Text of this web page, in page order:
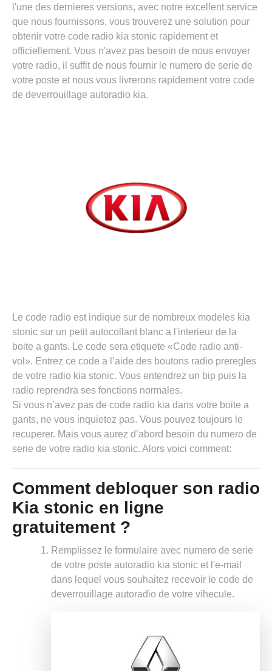
l'une des dernieres versions, avec notre excellent service
que nous fournissons, vous trouverez une solution pour
obtenir votre code radio kia stonic rapidement et
officiellement. Vous n'avez pas besoin de nous envoyer
votre radio, il suffit de nous fournir le numero de serie de
votre poste et nous vous livrerons rapidement votre code
de deverrouillage autoradio kia.
Le code radio est indique sur de nombreux modeles kia
stonic sur un petit autocollant blanc a l'interieur de la
boite a gants. Le code sera etiquete «Code radio anti-
vol». Entrez ce code a l’aide des boutons radio preregles
de votre radio kia stonic. Vous entendrez un bip puis la
radio reprendra ses fonctions normales.
Si vous n’avez pas de code radio kia dans votre boite a
gants, ne vous inquietez pas. Vous pouvez toujours le
recuperer. Mais vous aurez d’abord besoin du numero de
serie de votre radio kia stonic. Alors voici comment:
Comment debloquer son radio
Kia stonic en ligne
gratuitement ?
Remplissez le formulaire avec numero de serie
de votre poste autoradio kia stonic et l'e-mail
dans lequel vous souhaitez recevoir le code de
deverrouillage autoradio de votre vihecule.